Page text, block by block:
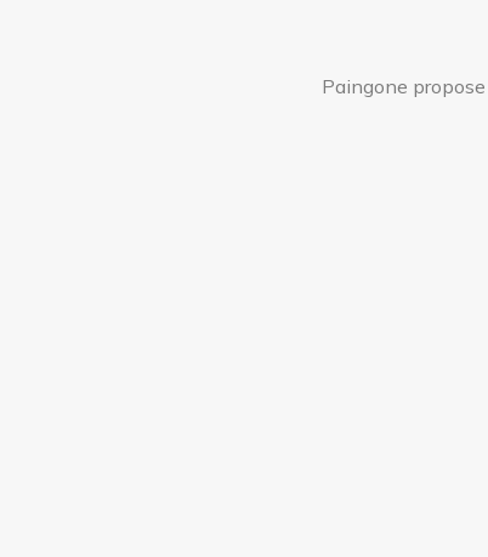
Paingone